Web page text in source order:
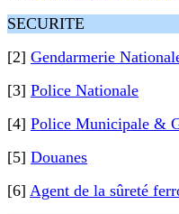
SECURITE
[2] Gendarmerie
[3] Police Nationale
[4] Police Municipale &
[5] Douanes
[6] Agent de la sûreté